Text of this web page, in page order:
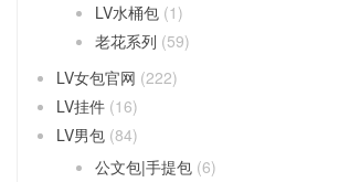
LV水桶包 (1)
老花系列 (59)
LV女包官网 (222)
LV挂件 (16)
LV男包 (84)
公文包|手提包 (6)